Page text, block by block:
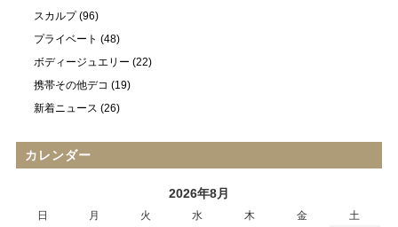
スカルプ(96)
プライベート (48)
ボディージュエリー (22)
携帯その他デコ (19)
新着ニュース (26)
カレンダー
2026年8月
日 月 火 水 木 金 土